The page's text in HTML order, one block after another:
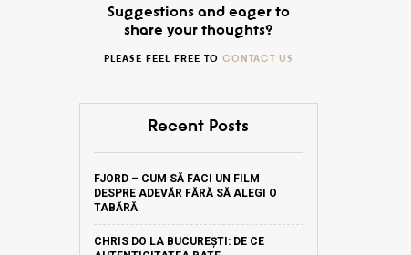
Suggestions and eager to
share your thoughts?
PLEASE FEEL FREE TO CONTACT US
Recent Posts
FJORD – CUM SĂ FACI UN FILM
DESPRE ADEVĂR FĂRĂ SĂ ALEGI O
TABĂRĂ
CHRIS DO LA BUCUREȘTI: DE CE